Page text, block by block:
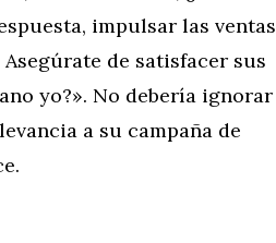
impulsar las ventas
de satisfacer sus
yo?». No debería ignorar
a su campaña de